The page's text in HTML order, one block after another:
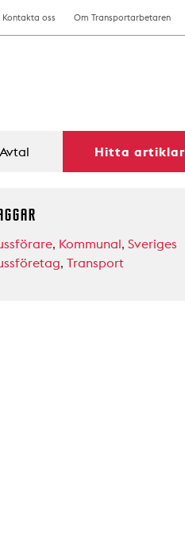
Kontakta oss Om Transportarbetaren
Hitta artiklar
, Kommunal, Sveriges
, Transport